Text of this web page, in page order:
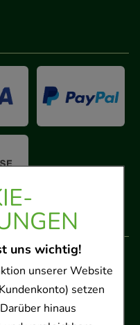
uns wichtig!
unserer Website
setzen
hinaus
Uhr